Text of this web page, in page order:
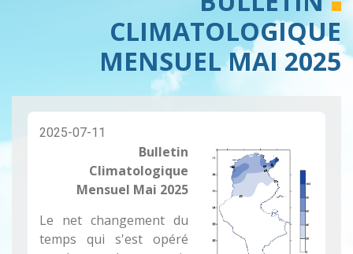
CLIMATOLOGIQUE
MENSUEL MAI 2025
2025-07-11
Bulletin
Climatologique
Mensuel Mai 2025
Le net changement du
temps qui s'est opéré